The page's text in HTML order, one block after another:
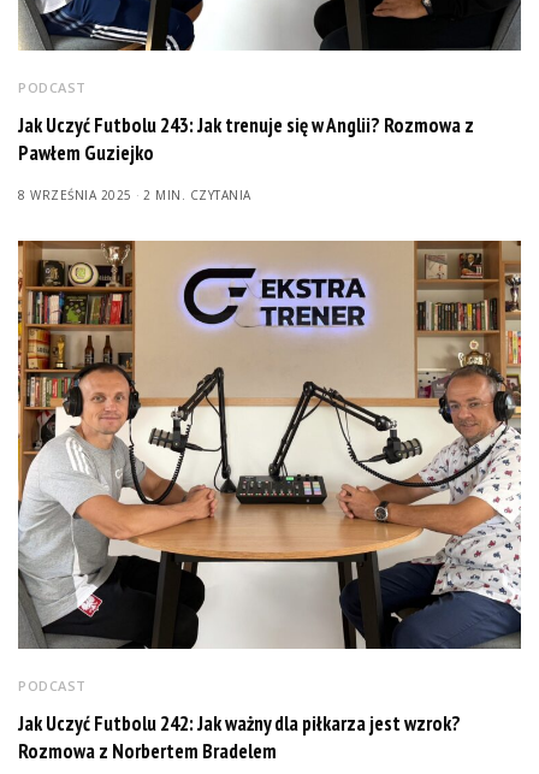
PODCAST
Jak Uczyć Futbolu 243: Jak trenuje się w Anglii? Rozmowa z
Pawłem Guziejko
8 WRZEŚNIA 2025 2 MIN. CZYTANIA
PODCAST
Jak Uczyć Futbolu 242: Jak ważny dla piłkarza jest wzrok?
Rozmowa z Norbertem Bradelem